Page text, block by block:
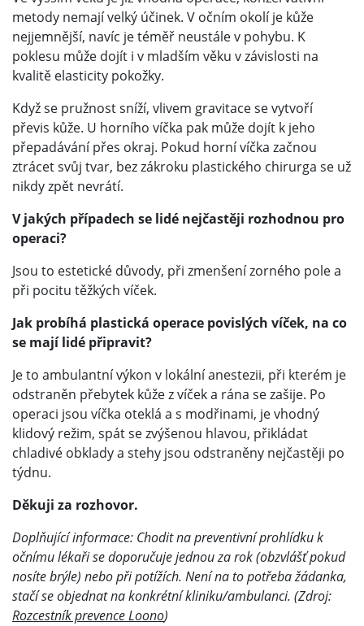
metody nemají velký účinek. V očním okolí je kůže
nejjemnější, navíc je téměř neustále v pohybu. K
poklesu může dojít i v mladším věku v závislosti na
kvalitě elasticity pokožky.
Když se pružnost sníží, vlivem gravitace se vytvoří
převis kůže. U horního víčka pak může dojít k jeho
přepadávání přes okraj. Pokud horní víčka začnou
ztrácet svůj tvar, bez zákroku plastického chirurga se už
nikdy zpět nevrátí.
V jakých případech se lidé nejčastěji rozhodnou pro
operaci?
Jsou to estetické důvody, při zmenšení zorného pole a
při pocitu těžkých víček.
Jak probíhá plastická operace povislých víček, na co
se mají lidé připravit?
Je to ambulantní výkon v lokální anestezii, při kterém je
odstraněn přebytek kůže z víček a rána se zašije. Po
operaci jsou víčka oteklá a s modřinami, je vhodný
klidový režim, spát se zvýšenou hlavou, přikládat
chladivé obklady a stehy jsou odstraněny nejčastěji po
týdnu.
Děkuji za rozhovor.
Doplňující informace: Chodit na preventivní prohlídku k
očnímu lékaři se doporučuje jednou za rok (obzvlášť pokud
nosíte brýle) nebo při potížích. Není na to potřeba žádanka,
stačí se objednat na konkrétní kliniku/ambulanci. (Zdroj:
Rozcestník prevence Loono)